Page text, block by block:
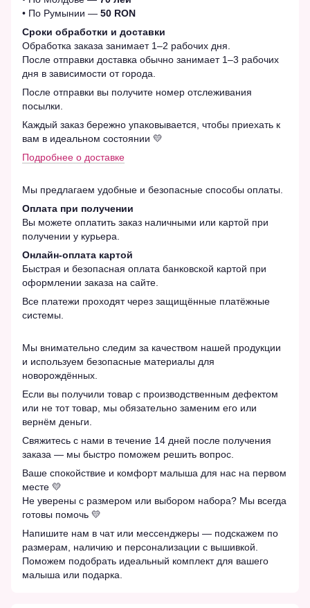
• По Румынии — 50 RON
Сроки обработки и доставки
Обработка заказа занимает 1–2 рабочих дня.
После отправки доставка обычно занимает 1–3 рабочих
дня в зависимости от города.
После отправки вы получите номер отслеживания
посылки.
Каждый заказ бережно упаковывается, чтобы приехать к
вам в идеальном состоянии 💛
Подробнее о доставке
Мы предлагаем удобные и безопасные способы оплаты.
Оплата при получении
Вы можете оплатить заказ наличными или картой при
получении у курьера.
Онлайн-оплата картой
Быстрая и безопасная оплата банковской картой при
оформлении заказа на сайте.
Все платежи проходят через защищённые платёжные
системы.
Мы внимательно следим за качеством нашей продукции
и используем безопасные материалы для
новорождённых.
Если вы получили товар с производственным дефектом
или не тот товар, мы обязательно заменим его или
вернём деньги.
Свяжитесь с нами в течение 14 дней после получения
заказа — мы быстро поможем решить вопрос.
Ваше спокойствие и комфорт малыша для нас на первом
месте 💛
Не уверены с размером или выбором набора? Мы всегда
готовы помочь 💛
Напишите нам в чат или мессенджеры — подскажем по
размерам, наличию и персонализации с вышивкой.
Поможем подобрать идеальный комплект для вашего
малыша или подарка.